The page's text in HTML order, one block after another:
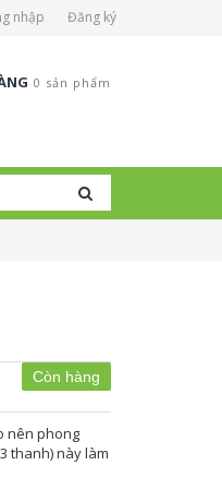
nhập Đăng ký
0 sản phẩm
Còn hàng
nên phong
thanh) này làm